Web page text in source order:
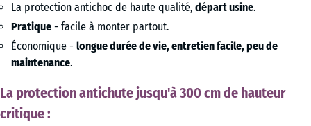
La protection antichoc de haute qualité, départ usine.
Pratique - facile à monter partout.
Économique - longue durée de vie, entretien facile, peu de
maintenance.
La protection antichute jusqu'à 300 cm de hauteur
critique :